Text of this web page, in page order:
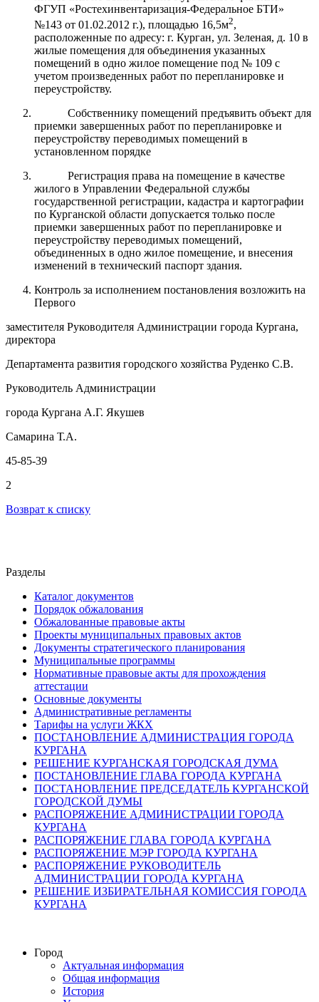
ФГУП «Ростехинвентаризация-Федеральное БТИ»
№143 от 01.02.2012 г.), площадью 16,5м2,
расположенные по адресу: г. Курган, ул. Зеленая, д. 10 в
жилые помещения для объединения указанных
помещений в одно жилое помещение под № 109 с
учетом произведенных работ по перепланировке и
переустройству.
Собственнику помещений предъявить объект для
приемки завершенных работ по перепланировке и
переустройству переводимых помещений в
установленном порядке
Регистрация права на помещение в качестве
жилого в Управлении Федеральной службы
государственной регистрации, кадастра и картографии
по Курганской области допускается только после
приемки завершенных работ по перепланировке и
переустройству переводимых помещений,
объединенных в одно жилое помещение, и внесения
изменений в технический паспорт здания.
Контроль за исполнением постановления возложить на
Первого
заместителя Руководителя Администрации города Кургана,
директора
Департамента развития городского хозяйства Руденко С.В.
Руководитель Администрации
города Кургана А.Г. Якушев
Самарина Т.А.
45-85-39
2
Возврат к списку
Разделы
Каталог документов
Порядок обжалования
Обжалованные правовые акты
Проекты муниципальных правовых актов
Документы стратегического планирования
Муниципальные программы
Нормативные правовые акты для прохождения
аттестации
Основные документы
Административные регламенты
Тарифы на услуги ЖКХ
ПОСТАНОВЛЕНИЕ АДМИНИСТРАЦИЯ ГОРОДА
КУРГАНА
РЕШЕНИЕ КУРГАНСКАЯ ГОРОДСКАЯ ДУМА
ПОСТАНОВЛЕНИЕ ГЛАВА ГОРОДА КУРГАНА
ПОСТАНОВЛЕНИЕ ПРЕДСЕДАТЕЛЬ КУРГАНСКОЙ
ГОРОДСКОЙ ДУМЫ
РАСПОРЯЖЕНИЕ АДМИНИСТРАЦИИ ГОРОДА
КУРГАНА
РАСПОРЯЖЕНИЕ ГЛАВА ГОРОДА КУРГАНА
РАСПОРЯЖЕНИЕ МЭР ГОРОДА КУРГАНА
РАСПОРЯЖЕНИЕ РУКОВОДИТЕЛЬ
АДМИНИСТРАЦИИ ГОРОДА КУРГАНА
РЕШЕНИЕ ИЗБИРАТЕЛЬНАЯ КОМИССИЯ ГОРОДА
КУРГАНА
Город
Актуальная информация
Общая информация
История